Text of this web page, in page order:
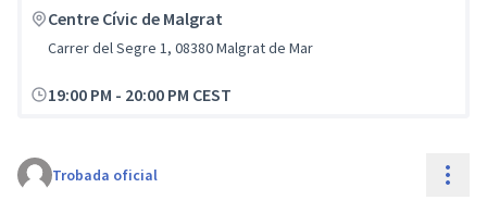
Centre Cívic de Malgrat
Carrer del Segre 1, 08380 Malgrat de Mar
19:00 PM - 20:00 PM CEST
Trobada oficial